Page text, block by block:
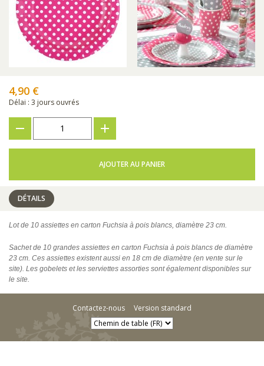
4,90 €
Délai : 3 jours ouvrés
AJOUTER AU PANIER
DÉTAILS
Lot de 10 assiettes en carton Fuchsia à pois blancs, diamètre 23 cm.
Sachet de 10 grandes assiettes en carton Fuchsia à pois blancs de diamètre
23 cm. Ces assiettes existent aussi en 18 cm de diamètre (en vente sur le
site). Les gobelets et les serviettes assorties sont également disponibles sur
le site.
Contactez-nous Version standard